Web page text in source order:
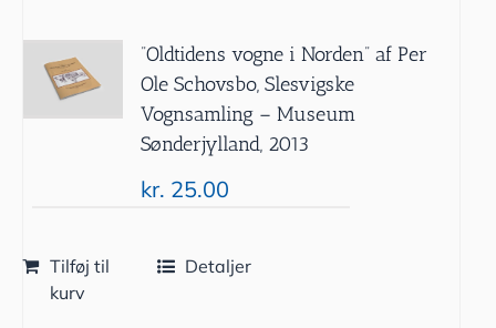
”Oldtidens vogne i Norden” af Per
Ole Schovsbo, Slesvigske
Vognsamling – Museum
Sønderjylland, 2013
kr. 25.00
Tilføj til
kurv
Detaljer